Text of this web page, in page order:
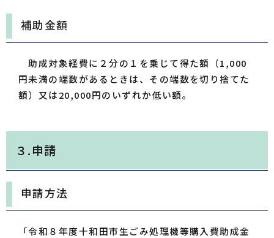
補助金額
助成対象経費に２分の１を乗じて得た額（1,000
円未満の端数があるときは、その端数を切り捨てた
額）又は20,000円のいずれか低い額。
３.申請
申請方法
「令和８年度十和田市生ごみ処理機等購入費助成金